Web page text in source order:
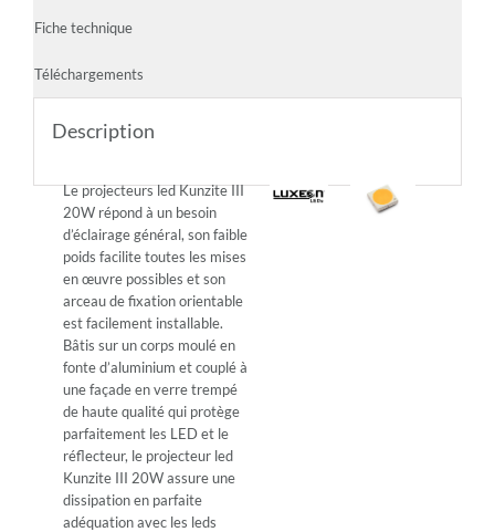
Fiche technique
Téléchargements
Description
Le projecteurs led Kunzite III
20W répond à un besoin
d’éclairage général, son faible
poids facilite toutes les mises
en œuvre possibles et son
arceau de fixation orientable
est facilement installable.
Bâtis sur un corps moulé en
fonte d’aluminium et couplé à
une façade en verre trempé
de haute qualité qui protège
parfaitement les LED et le
réflecteur, le projecteur led
Kunzite III 20W assure une
dissipation en parfaite
adéquation avec les leds